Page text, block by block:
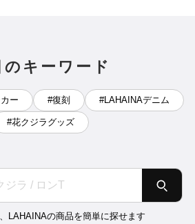
のキーワード
ー #復刻 #LAHAINAデニム
#花クジラグッズ
LAHAINAの商品を簡単に探せます